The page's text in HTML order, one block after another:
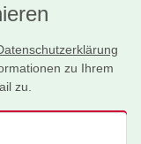
zu Ihrem
zu.